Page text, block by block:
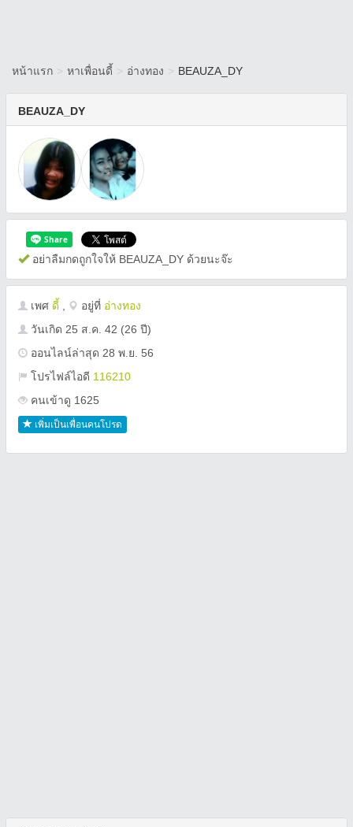
หน้าแรก > หาเพื่อนดี้ > อ่างทอง > BEAUZA_DY
BEAUZA_DY
อย่าลืมกดถูกใจให้ BEAUZA_DY ด้วยนะจ๊ะ
เพศ ดี้ อยู่ที่ อ่างทอง
วันเกิด 25 ส.ค. 42 (26 ปี)
ออนไลน์ล่าสุด 28 พ.ย. 56
โปรไฟล์ไอดี 116210
คนเข้าดู 1625
เพิ่มเป็นเพื่อนคนโปรด